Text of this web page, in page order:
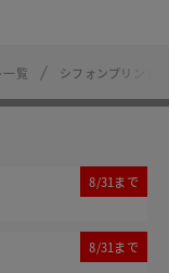
一覧 シフォンプリント
8/31まで
8/31まで